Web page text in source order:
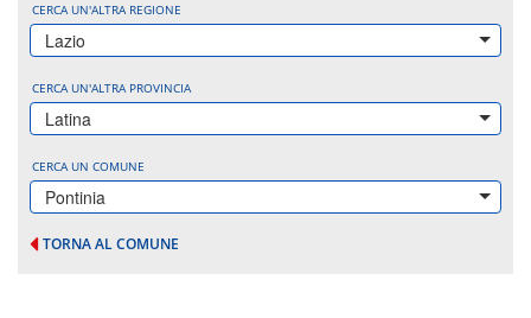
CERCA UN'ALTRA REGIONE
Lazio
CERCA UN'ALTRA PROVINCIA
Latina
CERCA UN COMUNE
Pontinia
TORNA AL COMUNE